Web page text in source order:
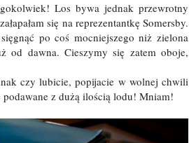
Los bywa jednak przewrotny
się na reprezentantkę Somersby.
po coś mocniejszego niż zielona
od dawna. Cieszymy się zatem oboje,
czy lubicie, popijacie w wolnej chwili
podawane z dużą ilością lodu! Mniam!